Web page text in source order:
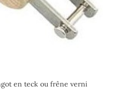
en teck ou frêne verni